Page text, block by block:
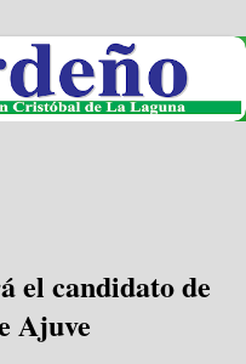
el candidato de
Ajuve